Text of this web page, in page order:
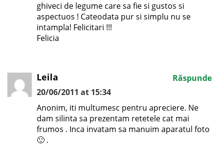
ghiveci de legume care sa fie si gustos si
aspectuos ! Cateodata pur si simplu nu se
intampla! Felicitari !!!
Felicia
Leila
20/06/2011 at 15:34
Anonim, iti multumesc pentru apreciere. Ne
dam silinta sa prezentam retetele cat mai
frumos . Inca invatam sa manuim aparatul foto
🙂 .
Răspunde